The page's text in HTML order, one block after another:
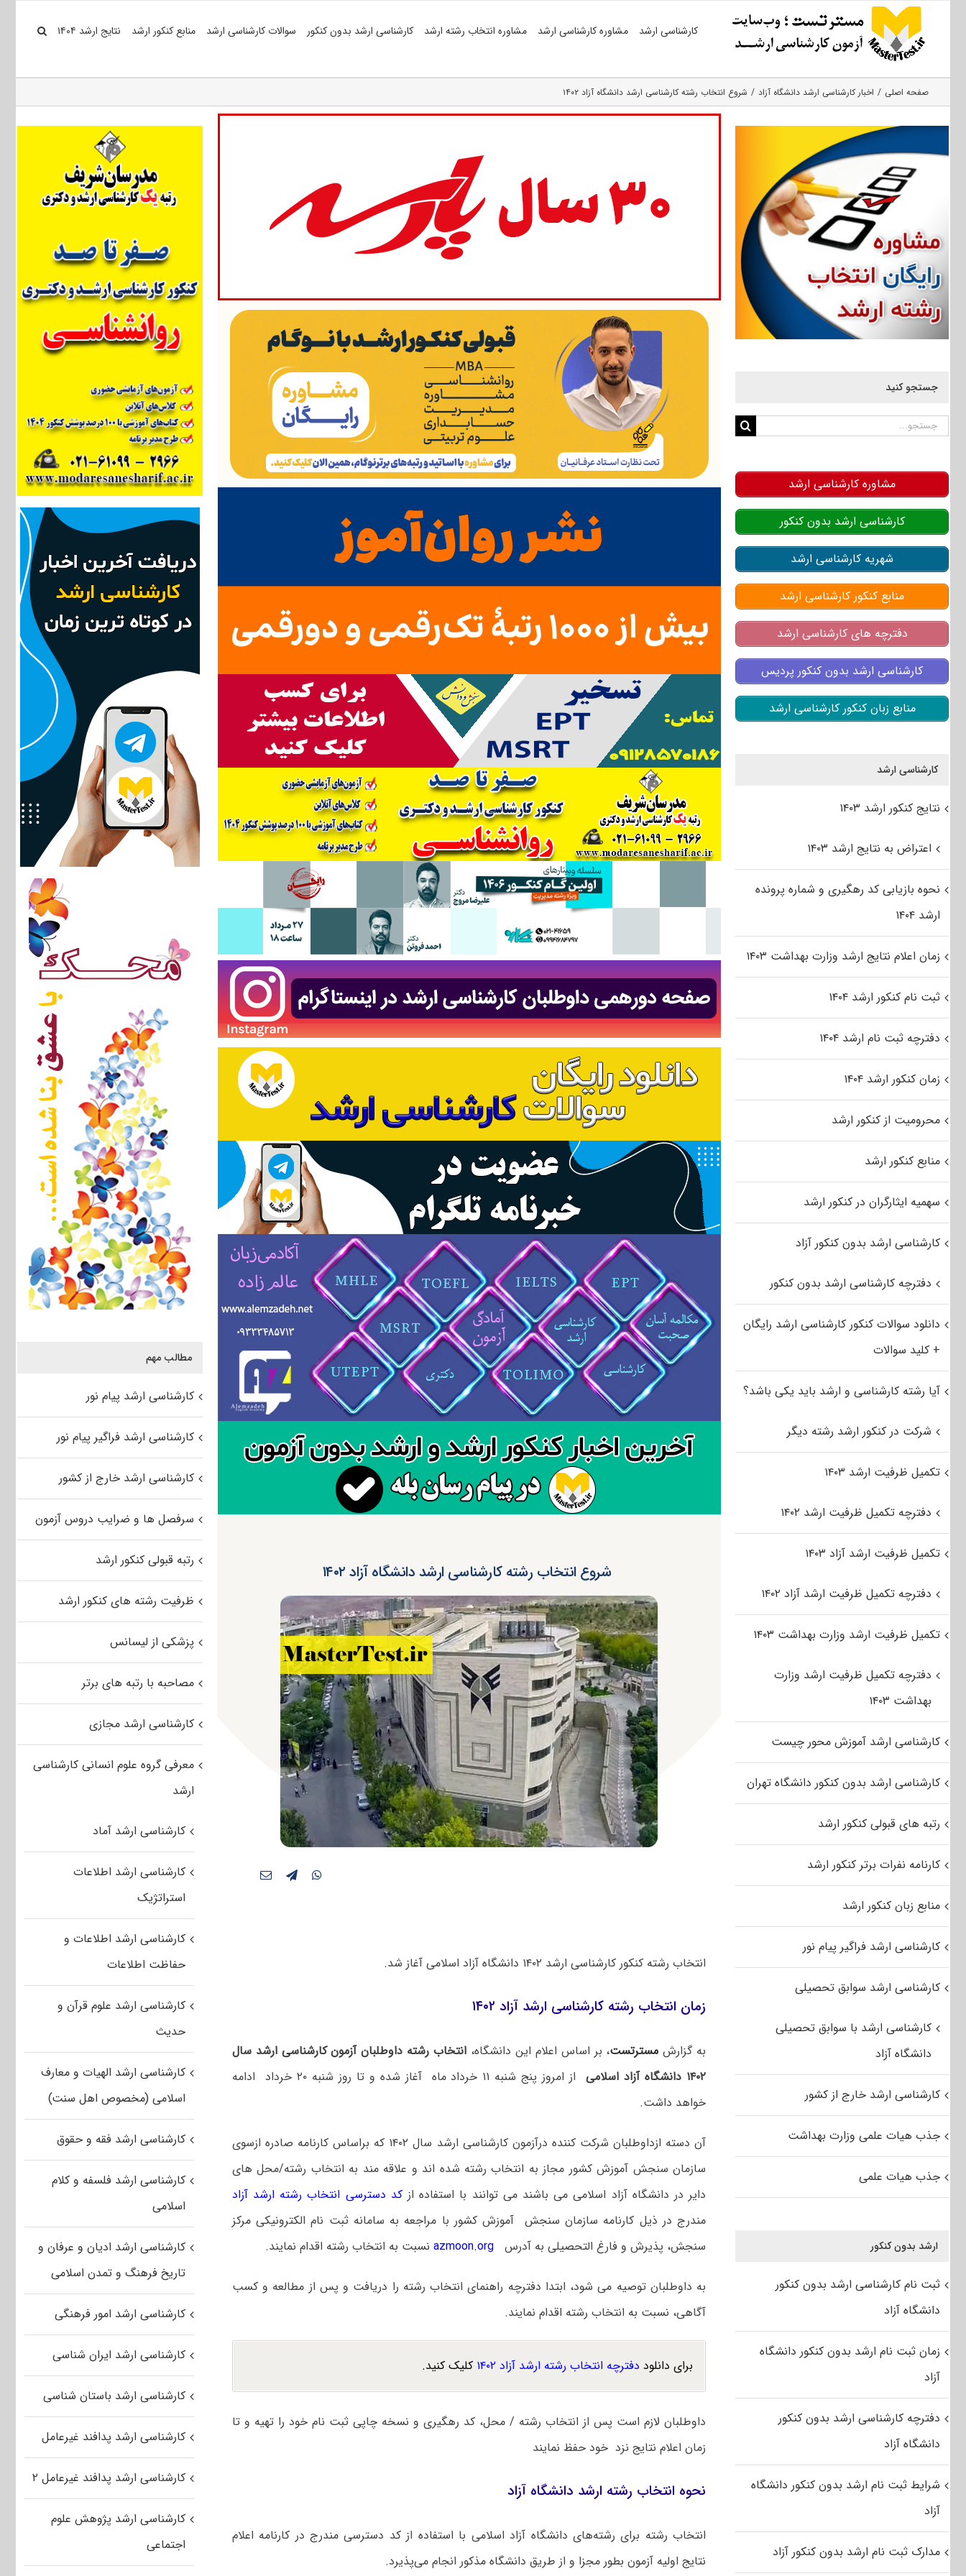
کارشناسی ارشد مشاوره کارشناسی ارشد مشاوره انتخاب رشته ارشد کارشناسی ارشد بدون کنکور سوالات کارشناسی ارشد منابع کنکور ارشد نتایج ارشد ۱۴۰۴
صفحه اصلی اخبار کارشناسی ارشد دانشگاه آزاد شروع انتخاب رشته کارشناسی ارشد دانشگاه آزاد ۱۴۰۲
شروع انتخاب رشته کارشناسی ارشد دانشگاه آزاد ۱۴۰۲
انتخاب رشته کنکور کارشناسی ارشد ۱۴۰۲ دانشگاه آزاد اسلامی آغاز شد.
زمان انتخاب رشته کارشناسی ارشد آزاد ۱۴۰۲
به گزارش مسترتست، بر اساس اعلام این دانشگاه، انتخاب رشته داوطلبان آزمون کارشناسی ارشد سال
۱۴۰۲ دانشگاه آزاد اسلامی
از امروز پنج شنبه ۱۱ خرداد ماه آغاز شده و تا روز شنبه ۲۰ خرداد ادامه
خواهد داشت.
آن دسته ازداوطلبان شرکت کننده درآزمون کارشناسی ارشد سال ۱۴۰۲ که براساس کارنامه صادره ازسوی
سازمان سنجش آموزش کشور مجاز به انتخاب رشته شده اند و علاقه مند به انتخاب رشته/محل های
دایر در دانشگاه آزاد اسلامی می باشند می توانند با استفاده ازکد دسترسی انتخاب رشته ارشد آزاد
مندرج در ذیل کارنامه سازمان سنجش آموزش کشور با مراجعه به سامانه ثبت نام الکترونیکی مرکز
سنجش، پذیرش و فارغ التحصیلی به آدرس azmoon.orgنسبت به انتخاب رشته اقدام نمایند.
به داوطلبان توصیه می شود، ابتدا دفترچه راهنمای انتخاب رشته را دریافت و پس از مطالعه و کسب
آگاهی، نسبت به انتخاب رشته اقدام نمایند.
برای دانلود دفترچه انتخاب رشته ارشد آزاد ۱۴۰۲ کلیک کنید.
داوطلبان لازم است پس از انتخاب رشته / محل، کد رهگیری و نسخه چاپی ثبت نام خود را تهیه و تا
زمان اعلام نتایج نزد خود حفظ نمایند
نحوه انتخاب رشته ارشد دانشگاه آزاد
انتخاب رشته برای رشته‌های دانشگاه آزاد اسلامی با استفاده از کد دسترسی مندرج در کارنامه اعلام
نتایج اولیه آزمون بطور مجزا و از طریق دانشگاه مذکور انجام می‌پذیرد.
مطالب مهم
کارشناسی ارشد پیام نور
کارشناسی ارشد فراگیر پیام نور
کارشناسی ارشد خارج از کشور
سرفصل ها و ضرایب دروس آزمون
رتبه قبولی کنکور ارشد
ظرفیت رشته های کنکور ارشد
پزشکی از لیسانس
مصاحبه با رتبه های برتر
کارشناسی ارشد مجازی
معرفی گروه علوم انسانی کارشناسی
ارشد
کارشناسی ارشد آماد
کارشناسی ارشد اطلاعات
استراتژیک
کارشناسی ارشد اطلاعات و
حفاظت اطلاعات
کارشناسی ارشد علوم قرآن و
حدیث
کارشناسی ارشد الهیات و معارف
اسلامی (مخصوص اهل سنت)
کارشناسی ارشد فقه و حقوق
کارشناسی ارشد فلسفه و کلام
اسلامی
کارشناسی ارشد ادیان و عرفان و
تاریخ فرهنگ و تمدن اسلامی
کارشناسی ارشد امور فرهنگی
کارشناسی ارشد ایران شناسی
کارشناسی ارشد باستان شناسی
کارشناسی ارشد پدافند غیرعامل
کارشناسی ارشد پدافند غیرعامل ۲
کارشناسی ارشد پژوهش علوم
اجتماعی
جستجو کنید
جستجو
مشاوره کارشناسی ارشد
کارشناسی ارشد بدون کنکور
شهریه کارشناسی ارشد
منابع کنکور کارشناسی ارشد
دفترچه های کارشناسی ارشد
کارشناسی ارشد بدون کنکور پردیس
منابع زبان کنکور کارشناسی ارشد
کارشناسی ارشد
نتایج کنکور ارشد ۱۴۰۳
اعتراض به نتایج ارشد ۱۴۰۳
نحوه بازیابی کد رهگیری و شماره پرونده
ارشد ۱۴۰۴
زمان اعلام نتایج ارشد وزارت بهداشت ۱۴۰۳
ثبت نام کنکور ارشد ۱۴۰۴
دفترچه ثبت نام ارشد ۱۴۰۴
زمان کنکور ارشد ۱۴۰۴
محرومیت از کنکور ارشد
منابع کنکور ارشد
سهمیه ایثارگران در کنکور ارشد
کارشناسی ارشد بدون کنکور آزاد
دفترچه کارشناسی ارشد بدون کنکور
دانلود سوالات کنکور کارشناسی ارشد رایگان
+ کلید سوالات
آیا رشته کارشناسی و ارشد باید یکی باشد؟
شرکت در کنکور ارشد رشته دیگر
تکمیل ظرفیت ارشد ۱۴۰۳
دفترچه تکمیل ظرفیت ارشد ۱۴۰۲
تکمیل ظرفیت ارشد آزاد ۱۴۰۳
دفترچه تکمیل ظرفیت ارشد آزاد ۱۴۰۲
تکمیل ظرفیت ارشد وزارت بهداشت ۱۴۰۳
دفترچه تکمیل ظرفیت ارشد وزارت
بهداشت ۱۴۰۳
کارشناسی ارشد آموزش محور چیست
کارشناسی ارشد بدون کنکور دانشگاه تهران
رتبه های قبولی کنکور ارشد
کارنامه نفرات برتر کنکور ارشد
منابع زبان کنکور ارشد
کارشناسی ارشد فراگیر پیام نور
کارشناسی ارشد سوابق تحصیلی
کارشناسی ارشد با سوابق تحصیلی
دانشگاه آزاد
کارشناسی ارشد خارج از کشور
جذب هیات علمی وزارت بهداشت
جذب هیات علمی
ارشد بدون کنکور
ثبت نام کارشناسی ارشد بدون کنکور
دانشگاه آزاد
زمان ثبت نام ارشد بدون کنکور دانشگاه
آزاد
دفترچه کارشناسی ارشد بدون کنکور
دانشگاه آزاد
شرایط ثبت نام ارشد بدون کنکور دانشگاه
آزاد
مدارک ثبت نام ارشد بدون کنکور آزاد